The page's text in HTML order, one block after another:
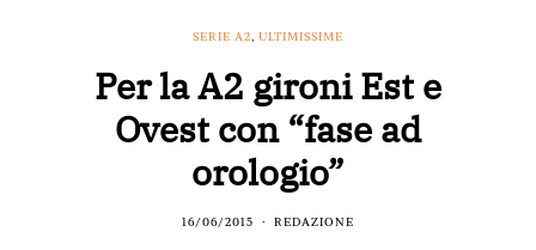
SERIE A2, ULTIMISSIME
Per la A2 gironi Est e
Ovest con “fase ad
orologio”
16/06/2015 REDAZIONE